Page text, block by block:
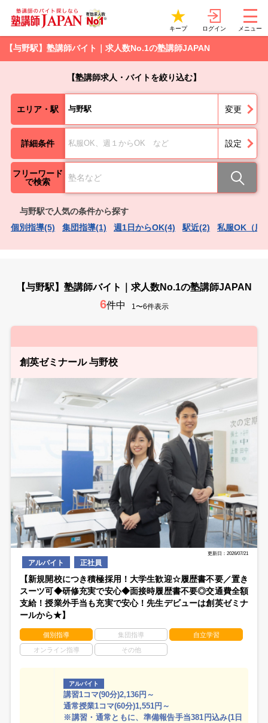
キープ ログイン メニュー
【与野駅】塾講師バイト｜求人数No.1の塾講師JAPAN
【塾講師求人・バイトを絞り込む】
エリア・駅 与野駅 変更
詳細条件 私服OK、週１からOK など 設定
フリーワード
で検索
与野駅で人気の条件から探す
個別指導(5)
集団指導(1) 週1日からOK(4) 駅近(2) 私服OK（服
【与野駅】塾講師バイト｜求人数No.1の塾講師JAPAN
6件中 1〜6件表示
創英ゼミナール 与野校
更新日：2026/07/21
アルバイト 正社員
【新規開校につき積極採用！大学生歓迎☆履歴書不要／置き
スーツ可◆研修充実で安心◆面接時履歴書不要◎交通費全額
支給！授業外手当も充実で安心！先生デビューは創英ゼミナ
ールから★】
個別指導 集団指導 自立学習
オンライン指導 その他
アルバイト
講習1コマ(90分)2,136円～
通常授業1コマ(60分)1,551円～
※講習・通常ともに、準備報告手当381円込み(1日